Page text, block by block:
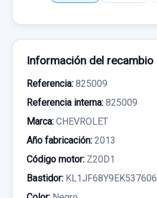
Información del recambio
Referencia: 825009
Referencia interna: 825009
Marca: CHEVROLET
Año fabricación: 2013
Código motor: Z20D1
Bastidor: KL1JF68Y9EK537606